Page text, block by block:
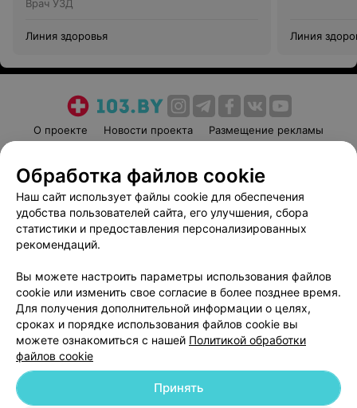
Врач УЗД
Линия здоровья Линия
О проекте Новости проекта
Размещение рекламы
Пользовательское соглашение
Способы оплаты
Вакансии
Партнеры
Написать руководителю 103.by
Обработка персональных данных
© 2026 ООО «Артокс Лаб», УНП 191700409 | 220012, Республика Беларусь,
Обработка файлов cookie
Наш сайт использует файлы cookie для обеспечения
удобства пользователей сайта, его улучшения, сбора
статистики и предоставления персонализированных
рекомендаций.
Вы можете настроить параметры использования файлов
cookie или изменить свое согласие в более позднее время.
Для получения дополнительной информации о целях,
сроках и порядке использования файлов cookie вы
можете ознакомиться с нашей Политикой обработки
файлов cookie
Принять